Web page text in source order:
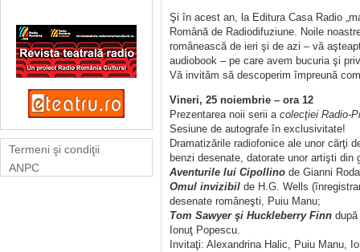
Termeni şi condiţii
ANPC
Şi în acest an, la Editura Casa Radio
Română de Radiodifuziune. Noile
românească de ieri şi de azi – vă
audiobook – pe care avem bucuria şi
Vă invităm să descoperim împreună
Vineri, 25 noiembrie – ora 12
Prezentarea noii serii a colecţiei Radio-
Sesiune de autografe în exclusivitate!
Dramatizările radiofonice ale unor cărţi
benzi desenate, datorate unor artişti din
Aventurile lui Cipollino de Gianni
Omul invizibil de H.G. Wells
desenate româneşti, Puiu Manu;
Tom Sawyer şi Huckleberry Finn
Ionuţ Popescu.
Invitaţi: Alexandrina Halic, Puiu Manu,